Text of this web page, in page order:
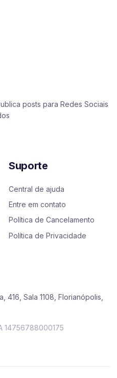
posts para Redes Sociais
Suporte
Central de ajuda
Entre em contato
Política de Cancelamento
Política de Privacidade
416, Sala 1108, Florianópolis,
14756788000175